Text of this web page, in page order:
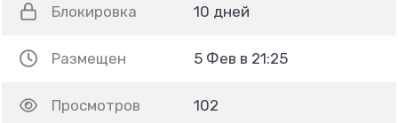
Блокировка 10 дней
Размещен 5 Фев в 21:25
Просмотров 102